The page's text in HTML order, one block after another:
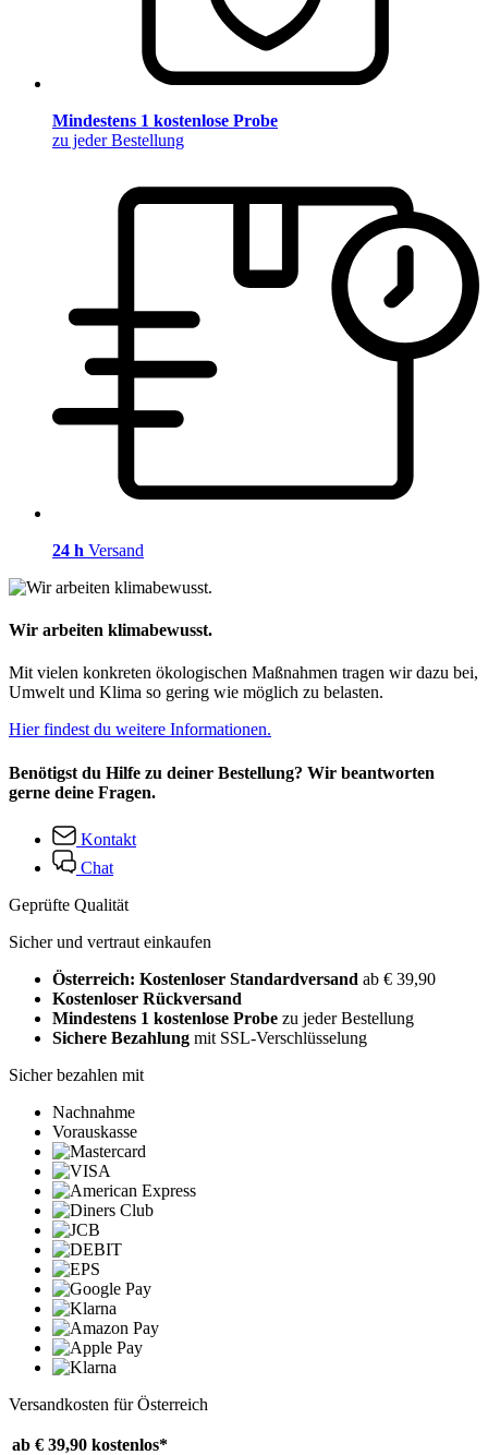
Mindestens 1 kostenlose Probe
zu jeder Bestellung
24 h Versand
Wir arbeiten klimabewusst.
Mit vielen konkreten ökologischen Maßnahmen tragen wir dazu bei,
Umwelt und Klima so gering wie möglich zu belasten.
Hier findest du weitere Informationen.
Benötigst du Hilfe zu deiner Bestellung? Wir beantworten
gerne deine Fragen.
Kontakt
Chat
Geprüfte Qualität
Sicher und vertraut einkaufen
Österreich: Kostenloser Standardversand ab € 39,90
Kostenloser Rückversand
Mindestens 1 kostenlose Probe zu jeder Bestellung
Sichere Bezahlung mit SSL-Verschlüsselung
Sicher bezahlen mit
Nachnahme
Vorauskasse
Versandkosten für Österreich
ab € 39,90 kostenlos*